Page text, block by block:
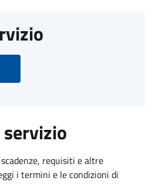
requisiti e altre
i termini e le condizioni di